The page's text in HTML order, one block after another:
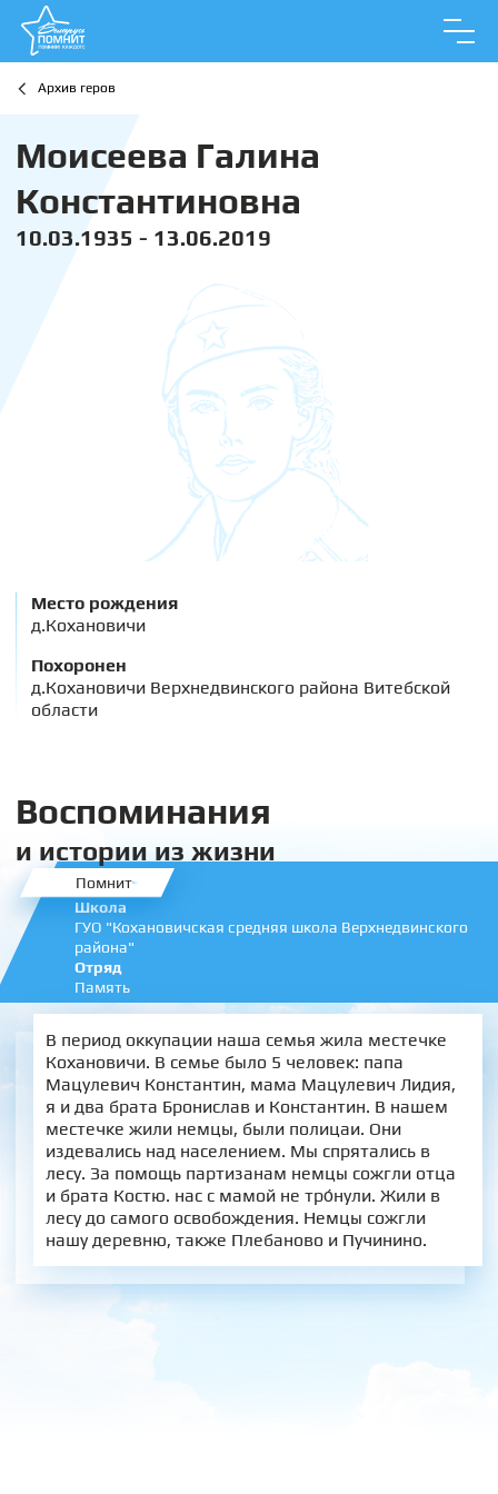
Архив геров
Моисеева Галина
Константиновна
10.03.1935 - 13.06.2019
Место рождения
д.Кохановичи
Похоронен
д.Кохановичи Верхнедвинского района Витебской
области
Воспоминания
и истории из жизни
Помнит
Школа
ГУО "Кохановичская средняя школа Верхнедвинского
района"
Отряд
Память
В период оккупации наша семья жила местечке
Кохановичи. В семье было 5 человек: папа
Мацулевич Константин, мама Мацулевич Лидия,
я и два брата Бронислав и Константин. В нашем
местечке жили немцы, были полицаи. Они
издевались над населением. Мы спрятались в
лесу. За помощь партизанам немцы сожгли отца
и брата Костю. нас с мамой не тро́нули. Жили в
лесу до самого освобождения. Немцы сожгли
нашу деревню, также Плебаново и Пучинино.